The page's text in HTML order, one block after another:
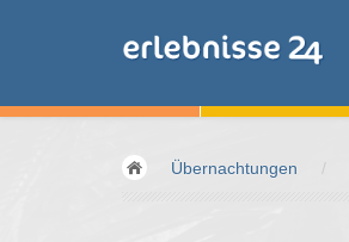
Übernachtungen /